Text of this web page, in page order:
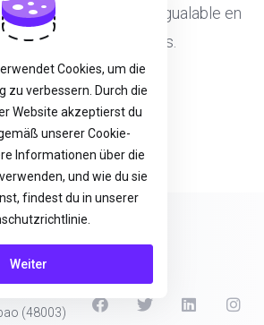
y una fiabilidad inigualable en
multijugador favoritos.
tu GameServer
(48003)
Cookies, um die
zu verbessern. Durch die
Website akzeptierst du
unserer Cookie-
Informationen über die
und wie du sie
findest du in unserer
Weiter